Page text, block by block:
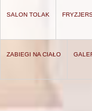
SALON TOLAK
ZABIEGI NA CIAŁO